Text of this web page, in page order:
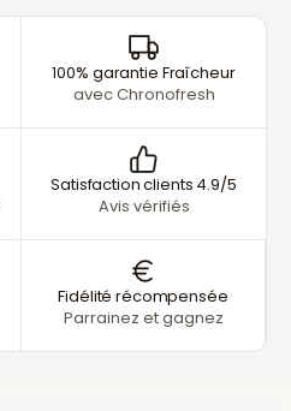
100% garantie Fraîcheur
avec Chronofresh
Satisfaction clients 4.9/5
Avis vérifiés
Fidélité récompensée
Parrainez et gagnez